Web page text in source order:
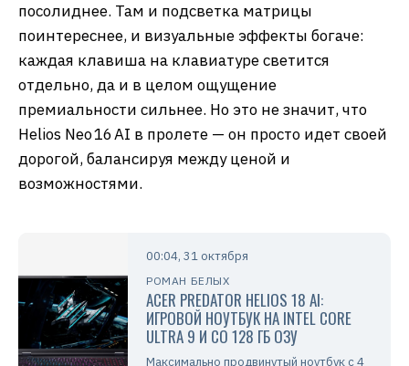
посолиднее. Там и подсветка матрицы
поинтереснее, и визуальные эффекты богаче:
каждая клавиша на клавиатуре светится
отдельно, да и в целом ощущение
премиальности сильнее. Но это не значит, что
Helios Neo 16 AI в пролете — он просто идет своей
дорогой, балансируя между ценой и
возможностями.
00:04, 31 октября
РОМАН БЕЛЫХ
ACER PREDATOR HELIOS 18 AI:
ИГРОВОЙ НОУТБУК НА INTEL CORE
ULTRA 9 И СО 128 ГБ ОЗУ
Максимально продвинутый ноутбук с 4